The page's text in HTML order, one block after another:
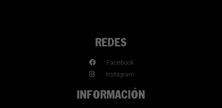
REDES
Facebook
Instagram
INFORMACIÓN